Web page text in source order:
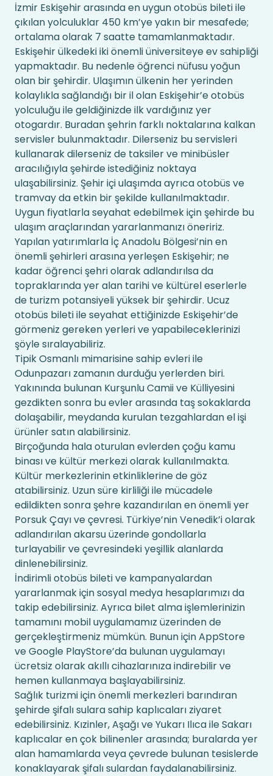
İzmir Eskişehir arasında en uygun otobüs bileti ile
çıkılan yolculuklar 450 km’ye yakın bir mesafede;
ortalama olarak 7 saatte tamamlanmaktadır.
Eskişehir ülkedeki iki önemli üniversiteye ev sahipliği
yapmaktadır. Bu nedenle öğrenci nüfusu yoğun
olan bir şehirdir. Ulaşımın ülkenin her yerinden
kolaylıkla sağlandığı bir il olan Eskişehir’e otobüs
yolculuğu ile geldiğinizde ilk vardığınız yer
otogardır. Buradan şehrin farklı noktalarına kalkan
servisler bulunmaktadır. Dilerseniz bu servisleri
kullanarak dilerseniz de taksiler ve minibüsler
aracılığıyla şehirde istediğiniz noktaya
ulaşabilirsiniz. Şehir içi ulaşımda ayrıca otobüs ve
tramvay da etkin bir şekilde kullanılmaktadır.
Uygun fiyatlarla seyahat edebilmek için şehirde bu
ulaşım araçlarından yararlanmanızı öneririz.
Yapılan yatırımlarla İç Anadolu Bölgesi’nin en
önemli şehirleri arasına yerleşen Eskişehir; ne
kadar öğrenci şehri olarak adlandırılsa da
topraklarında yer alan tarihi ve kültürel eserlerle
de turizm potansiyeli yüksek bir şehirdir. Ucuz
otobüs bileti ile seyahat ettiğinizde Eskişehir’de
görmeniz gereken yerleri ve yapabileceklerinizi
şöyle sıralayabiliriz.
Tipik Osmanlı mimarisine sahip evleri ile
Odunpazarı zamanın durduğu yerlerden biri.
Yakınında bulunan Kurşunlu Camii ve Külliyesini
gezdikten sonra bu evler arasında taş sokaklarda
dolaşabilir, meydanda kurulan tezgahlardan el işi
ürünler satın alabilirsiniz.
Birçoğunda hala oturulan evlerden çoğu kamu
binası ve kültür merkezi olarak kullanılmakta.
Kültür merkezlerinin etkinliklerine de göz
atabilirsiniz. Uzun süre kirliliği ile mücadele
edildikten sonra şehre kazandırılan en önemli yer
Porsuk Çayı ve çevresi. Türkiye’nin Venedik’i olarak
adlandırılan akarsu üzerinde gondollarla
turlayabilir ve çevresindeki yeşillik alanlarda
dinlenebilirsiniz.
İndirimli otobüs bileti ve kampanyalardan
yararlanmak için sosyal medya hesaplarımızı da
takip edebilirsiniz. Ayrıca bilet alma işlemlerinizin
tamamını mobil uygulamamız üzerinden de
gerçekleştirmeniz mümkün. Bunun için AppStore
ve Google PlayStore’da bulunan uygulamayı
ücretsiz olarak akıllı cihazlarınıza indirebilir ve
hemen kullanmaya başlayabilirsiniz.
Sağlık turizmi için önemli merkezleri barındıran
şehirde şifalı sulara sahip kaplıcaları ziyaret
edebilirsiniz. Kızinler, Aşağı ve Yukarı Ilıca ile Sakarı
kaplıcalar en çok bilinenler arasında; buralarda yer
alan hamamlarda veya çevrede bulunan tesislerde
konaklayarak şifalı sulardan faydalanabilirsiniz.